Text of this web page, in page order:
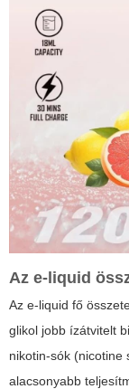
Az e-liquid
Az e-liquid fő
glikol jobb ízátvitelt
nikotin-sók (nicotine
alacsonyabb